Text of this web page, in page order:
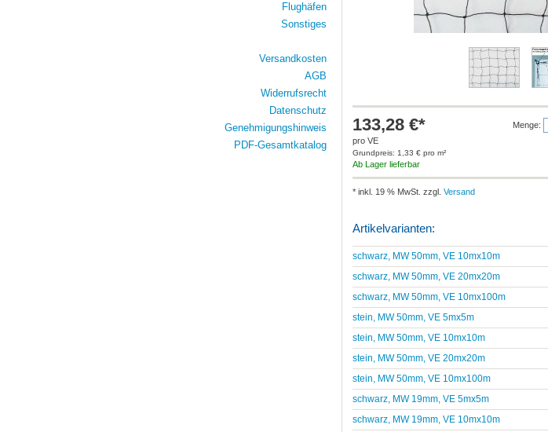
133,28 €*
pro VE
Grundpreis: 1,33 € pro m²
Ab Lager lieferbar
Menge:
* inkl. 19 % MwSt. zzgl. Versand
Artikelvarianten:
schwarz, MW 50mm, VE 10mx10m
schwarz, MW 50mm, VE 20mx20m
schwarz, MW 50mm, VE 10mx100m
stein, MW 50mm, VE 5mx5m
stein, MW 50mm, VE 10mx10m
stein, MW 50mm, VE 20mx20m
stein, MW 50mm, VE 10mx100m
schwarz, MW 19mm, VE 5mx5m
schwarz, MW 19mm, VE 10mx10m
Flughäfen
Sonstiges
Versandkosten
AGB
Widerrufsrecht
Datenschutz
Genehmigungshinweis
PDF-Gesamtkatalog